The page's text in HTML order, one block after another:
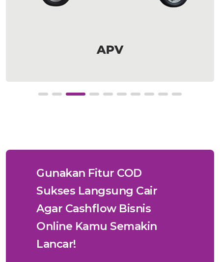
Gunakan Fitur COD
Sukses Langsung Cair
Agar Cashflow Bisnis
Online Kamu Semakin
Lancar!